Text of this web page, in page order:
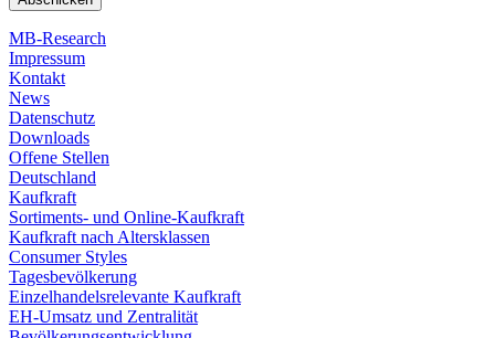
MB-Research
Impressum
Kontakt
News
Datenschutz
Downloads
Offene Stellen
Deutschland
Kaufkraft
Sortiments- und Online-Kaufkraft
Kaufkraft nach Altersklassen
Consumer Styles
Tagesbevölkerung
Einzelhandelsrelevante Kaufkraft
EH-Umsatz und Zentralität